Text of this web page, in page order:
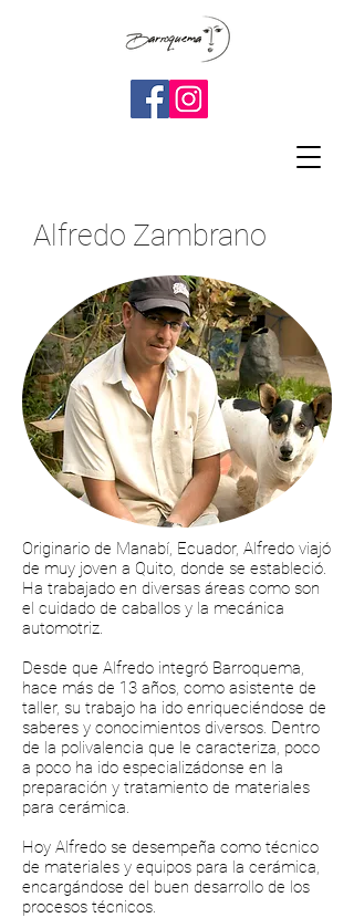
Alfredo Zambrano
Originario de Manabí, Ecuador, Alfredo viajó
de muy joven a Quito, donde se estableció.
Ha trabajado en diversas áreas como son
el cuidado de caballos y la mecánica
automotriz.
Desde que Alfredo integró Barroquema,
hace más de 13 años, como asistente de
taller, su trabajo ha ido enriqueciéndose de
saberes y conocimientos diversos. Dentro
de la polivalencia que le caracteriza, poco
a poco ha ido especializádonse en la
preparación y tratamiento de materiales
para cerámica.
Hoy Alfredo se desempeña como técnico
de materiales y equipos para la cerámica,
encargándose del buen desarrollo de los
procesos técnicos.